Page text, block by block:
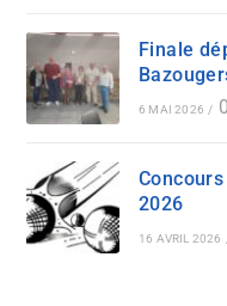
Finale
6 MAI 2026 /
2026
16 AVRIL 2026